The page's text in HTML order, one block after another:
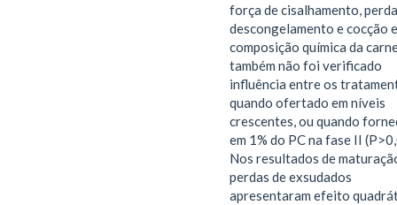
força de cisalhamento,
descongelamento e cocção
composição química da
também não foi verificado
influência entre os
quando ofertado em níveis
crescentes, ou quando
em 1% do PC na fase II
Nos resultados de
perdas de exsudados
apresentaram efeito